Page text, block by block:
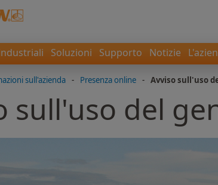
Soluzioni Supporto Notizie
sull'azienda - Presenza online - Avviso sull'uso
sull'uso del